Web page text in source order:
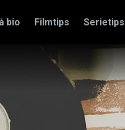
bio Filmtips Serietips